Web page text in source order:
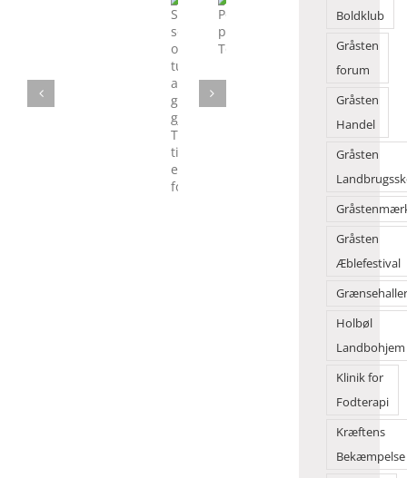
sommer
og
tusindvis
af
gæster
gjorde
Torvedagene
til
Politik
Torvedagene
Boldklub
Gråsten
forum
Gråsten
Handel
Gråsten
Gråsten
Æblefestival
Holbøl
Landbohjem
Klinik for
Fodterapi
Kræftens
Bekæmpelse